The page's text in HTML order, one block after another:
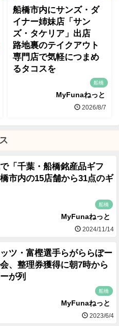
船橋市内にサンズ・ダ
イナー姉妹店「サン
ズ・タケリア」出店
路地裏のテイクアウト
専門店で気軽につまめ
るタコスを
船橋
MyFunaねっと
2026/8/7
「千葉・船橋銘産品ギフ
橋市内の15店舗から31点のギ
船橋
MyFunaねっと
2024/11/14
ツ・富樫選手らがららぽー
、整理券獲得に朝7時から
が列
船橋
MyFunaねっと
2023/6/4